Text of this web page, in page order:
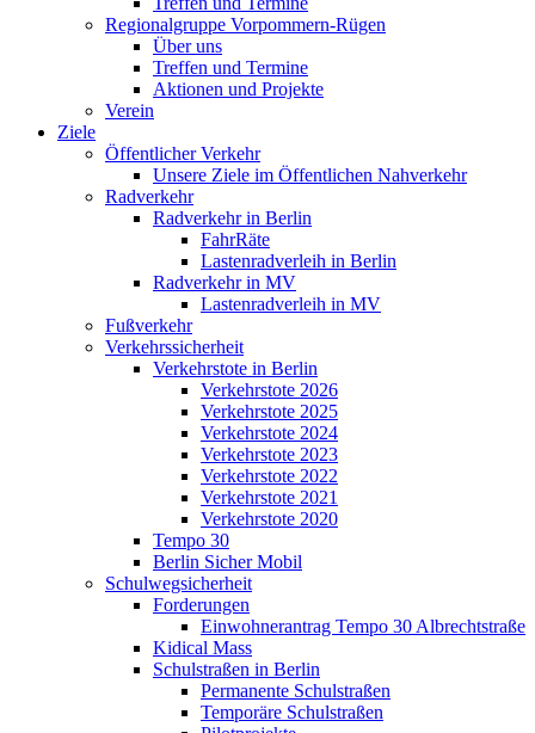
Regionalgruppe Vorpommern-Rügen
Über uns
Treffen und Termine
Aktionen und Projekte
Verein
Ziele
Öffentlicher Verkehr
Unsere Ziele im Öffentlichen Nahverkehr
Radverkehr
Radverkehr in Berlin
FahrRäte
Lastenradverleih in Berlin
Radverkehr in MV
Lastenradverleih in MV
Fußverkehr
Verkehrssicherheit
Verkehrstote in Berlin
Verkehrstote 2026
Verkehrstote 2025
Verkehrstote 2024
Verkehrstote 2023
Verkehrstote 2022
Verkehrstote 2021
Verkehrstote 2020
Tempo 30
Berlin Sicher Mobil
Schulwegsicherheit
Forderungen
Einwohnerantrag Tempo 30 Albrechtstraße
Kidical Mass
Schulstraßen in Berlin
Permanente Schulstraßen
Temporäre Schulstraßen